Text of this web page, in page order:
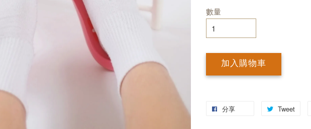
數量
加入購物車
分享 Tweet